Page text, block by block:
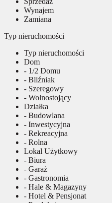
Wynajem
Zamiana
Typ nieruchomości
Typ nieruchomości
Dom
- 1/2 Domu
- Bliźniak
- Szeregowy
- Wolnostojący
Działka
- Budowlana
- Inwestycyjna
- Rekreacyjna
- Rolna
Lokal Użytkowy
- Biura
- Garaż
- Gastronomia
- Hale & Magazyny
- Hotel & Pensjonat